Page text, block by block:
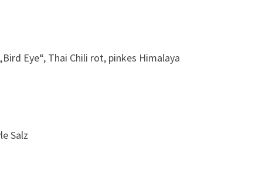
Eye“, Thai Chili rot, pinkes Himalaya
Salz